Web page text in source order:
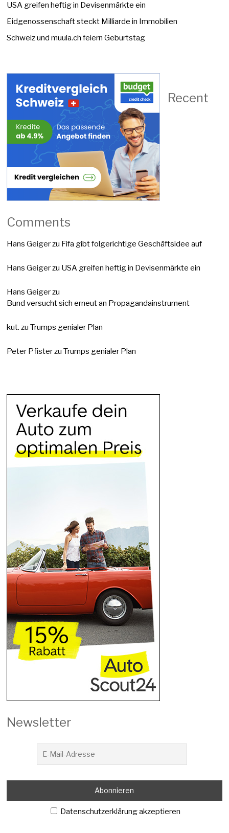
USA greifen heftig in Devisenmärkte ein
Eidgenossenschaft steckt Milliarde in Immobilien
Schweiz und muula.ch feiern Geburtstag
Recent
Comments
Hans Geigerzu Fifa gibt folgerichtige Geschäftsidee auf
Hans Geigerzu USA greifen heftig in Devisenmärkte ein
Hans Geigerzu
Bund versucht sich erneut an Propagandainstrument
kut. zuTrumps genialer Plan
Peter PfisterzuTrumps genialer Plan
Newsletter
Datenschutzerklärung akzeptieren